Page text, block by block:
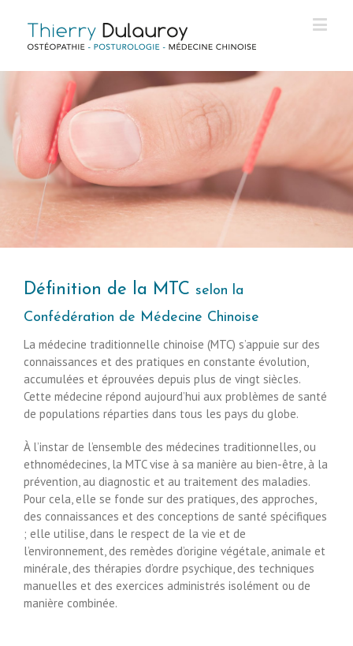
Définition de la MTC selon la
Confédération de Médecine Chinoise
La médecine traditionnelle chinoise (MTC) s’appuie sur des
connaissances et des pratiques en constante évolution,
accumulées et éprouvées depuis plus de vingt siècles.
Cette médecine répond aujourd’hui aux problèmes de santé
de populations réparties dans tous les pays du globe.
À l’instar de l’ensemble des médecines traditionnelles, ou
ethnomédecines, la MTC vise à sa manière au bien-être, à la
prévention, au diagnostic et au traitement des maladies.
Pour cela, elle se fonde sur des pratiques, des approches,
des connaissances et des conceptions de santé spécifiques
; elle utilise, dans le respect de la vie et de
l’environnement, des remèdes d’origine végétale, animale et
minérale, des thérapies d’ordre psychique, des techniques
manuelles et des exercices administrés isolément ou de
manière combinée.